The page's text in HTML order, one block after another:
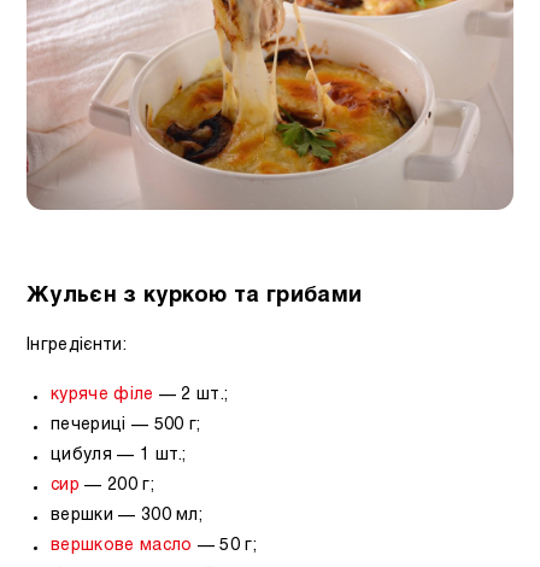
Жульєн з куркою та грибами
Інгредієнти:
куряче філе — 2 шт.;
печериці — 500 г;
цибуля — 1 шт.;
сир — 200 г;
вершки — 300 мл;
вершкове масло — 50 г;